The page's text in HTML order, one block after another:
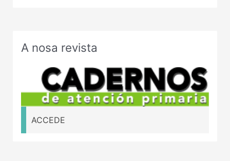
A nosa revista
ACCEDE